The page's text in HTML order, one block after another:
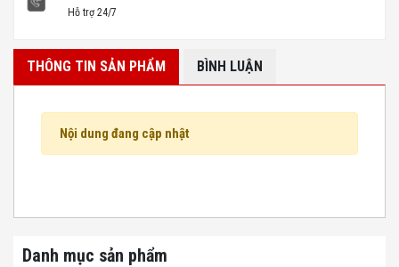
Hỗ trợ 24/7
THÔNG TIN SẢN PHẨM BÌNH LUẬN
Nội dung đang cập nhật
Danh mục sản phẩm